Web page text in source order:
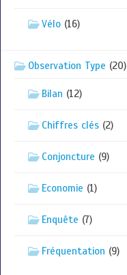
Vélo (16)
Observation Type (20)
Bilan (12)
Chiffres clés (2)
Conjoncture (9)
Economie (1)
Enquête (7)
Fréquentation (9)